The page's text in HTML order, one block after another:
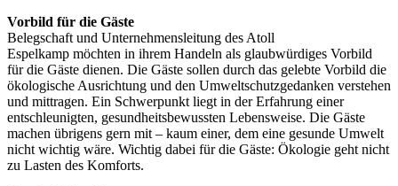
Vorbild für die Gäste
Belegschaft und Unternehmensleitung des Atoll
Espelkamp möchten in ihrem Handeln als glaubwürdiges Vorbild
für die Gäste dienen. Die Gäste sollen durch das gelebte Vorbild die
ökologische Ausrichtung und den Umweltschutzgedanken verstehen
und mittragen. Ein Schwerpunkt liegt in der Erfahrung einer
entschleunigten, gesundheitsbewussten Lebensweise. Die Gäste
machen übrigens gern mit – kaum einer, dem eine gesunde Umwelt
nicht wichtig wäre. Wichtig dabei für die Gäste: Ökologie geht nicht
zu Lasten des Komforts.